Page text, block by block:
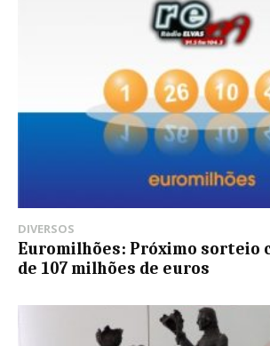
DIVERSOS
Euromilhões: Próximo sorteio
de 107 milhões de euros